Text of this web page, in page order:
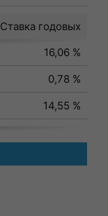
Ставка годовых
16,06 %
0,78 %
14,55 %